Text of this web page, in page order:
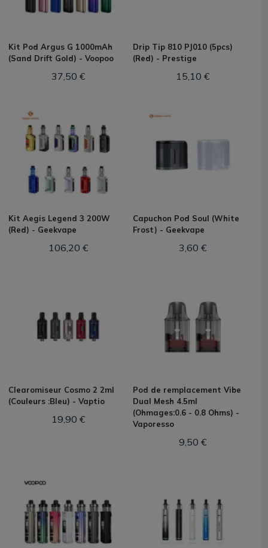
Kit Pod Argus G 1000mAh
(Sand Drift Gold) - Voopoo
37,50 €
Drip Tip 810 PJ010 (5pcs)
(Red) - Prestige
15,10 €
Kit Aegis Legend 3 200W
(Red) - Geekvape
106,20 €
Capuchon Pod Soul (White
Frost) - Geekvape
3,60 €
Clearomiseur Cosmo 2 2ml
(Couleurs :Bleu) - Vaptio
19,90 €
Pod de remplacement Vibe
Dual Mesh 4.5ml
(Ohmages:0.6 - 0.8 Ohms) -
Vaporesso
9,50 €